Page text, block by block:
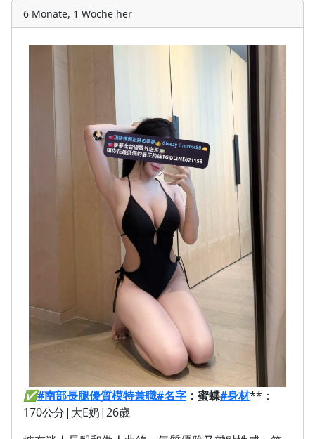
6 Monate, 1 Woche her
✅#南部長腿優質模特兼職#名字 ：蜜蝶#身材**：
170公分|大E奶|26歲